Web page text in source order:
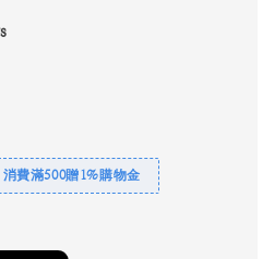
消費滿500贈1%購物金